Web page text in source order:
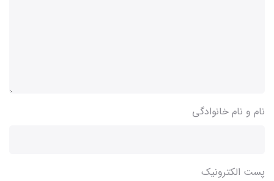
نام و نام خانوادگی
پست الکترونیک